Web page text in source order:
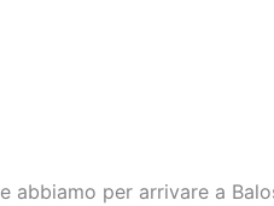
per arrivare a